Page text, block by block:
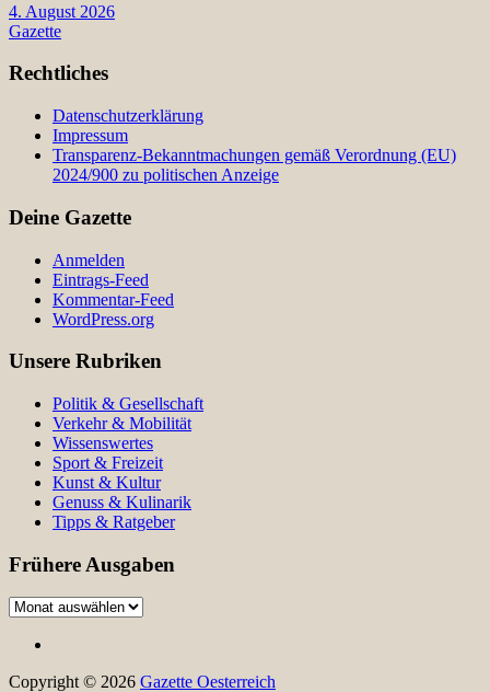
4. August 2026
Gazette
Rechtliches
Datenschutzerklärung
Impressum
Transparenz-Bekanntmachungen gemäß Verordnung (EU)
2024/900 zu politischen Anzeige
Deine Gazette
Anmelden
Eintrags-Feed
Kommentar-Feed
WordPress.org
Unsere Rubriken
Politik & Gesellschaft
Verkehr & Mobilität
Wissenswertes
Sport & Freizeit
Kunst & Kultur
Genuss & Kulinarik
Tipps & Ratgeber
Frühere Ausgaben
Frühere
Copyright © 2026 Gazette Oesterreich